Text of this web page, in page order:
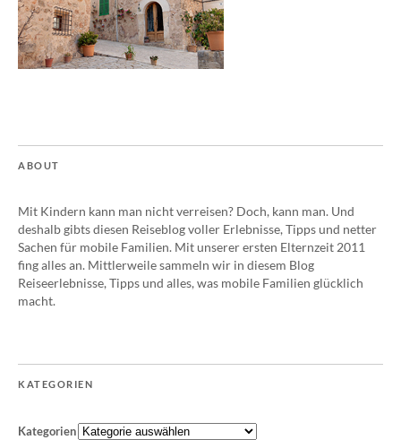
ABOUT
Mit Kindern kann man nicht verreisen? Doch, kann man. Und
deshalb gibts diesen Reiseblog voller Erlebnisse, Tipps und netter
Sachen für mobile Familien. Mit unserer ersten Elternzeit 2011
fing alles an. Mittlerweile sammeln wir in diesem Blog
Reiseerlebnisse, Tipps und alles, was mobile Familien glücklich
macht.
KATEGORIEN
Kategorien